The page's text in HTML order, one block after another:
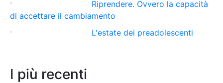
Riprendere. Ovvero la capacità
di accettare il cambiamento
L'estate dei preadolescenti
I più recenti